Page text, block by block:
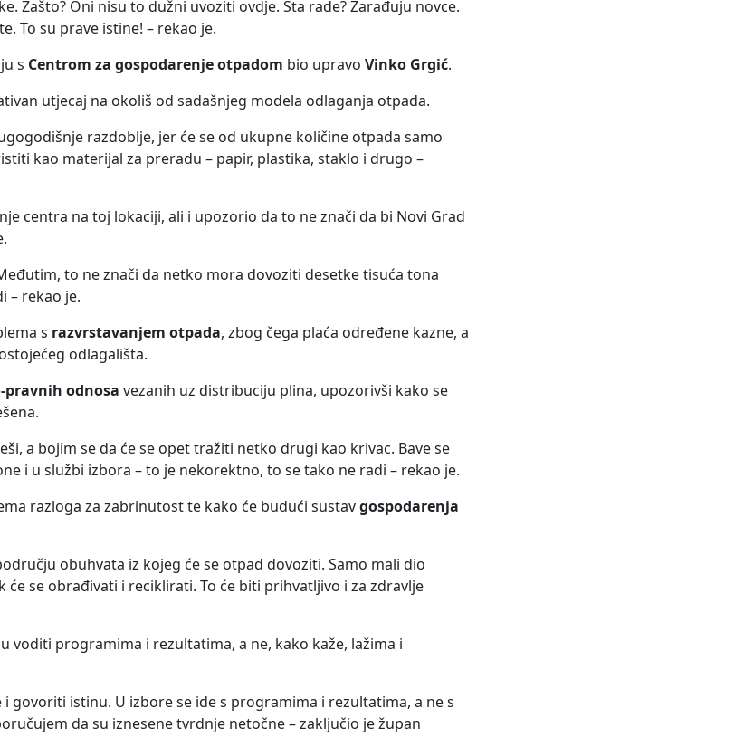
Zašto? Oni nisu to dužni uvoziti ovdje. Šta rade? Zarađuju novce.
To su prave istine! – rekao je.
s Centrom za gospodarenje otpadom bio upravo Vinko Grgić.
utjecaj na okoliš od sadašnjeg modela odlaganja otpada.
razdoblje, jer će se od ukupne količine otpada samo
kao materijal za preradu – papir, plastika, staklo i drugo –
centra na toj lokaciji, ali i upozorio da to ne znači da bi Novi Grad
to ne znači da netko mora dovoziti desetke tisuća tona
– rekao je.
s razvrstavanjem otpada, zbog čega plaća određene kazne, a
odlagališta.
pravnih odnosa vezanih uz distribuciju plina, upozorivši kako se
a bojim se da će se opet tražiti netko drugi kao krivac. Bave se
i u službi izbora – to je nekorektno, to se tako ne radi – rekao je.
razloga za zabrinutost te kako će budući sustavgospodarenja
obuhvata iz kojeg će se otpad dovoziti. Samo mali dio
će se obrađivati i reciklirati. To će biti prihvatljivo i za zdravlje
programima i rezultatima, a ne, kako kaže, lažima i
govoriti istinu. U izbore se ide s programima i rezultatima, a ne s
da su iznesene tvrdnje netočne – zaključio je župan